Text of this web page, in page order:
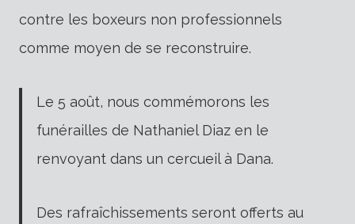
contre les boxeurs non professionnels
comme moyen de se reconstruire.
Le 5 août, nous commémorons les
funérailles de Nathaniel Diaz en le
renvoyant dans un cercueil à Dana.
Des rafraîchissements seront offerts au